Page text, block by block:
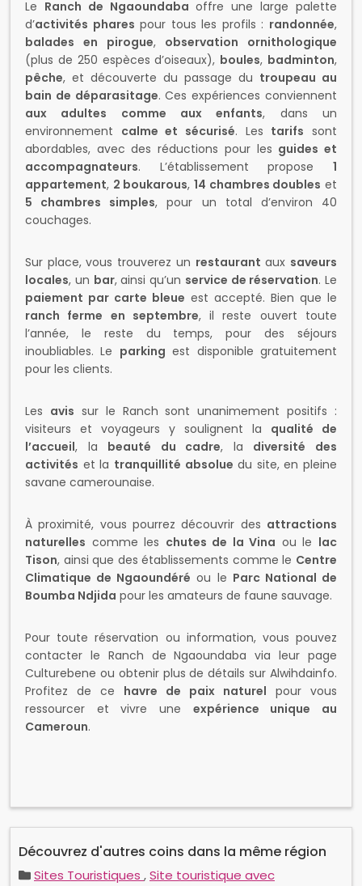
d’activités pharespour tous les profils :randonnée,
balades en pirogue,observation ornithologique
(plus de 250 espèces d’oiseaux),boules,badminton,
pêche, et découverte du passage dutroupeau au
bain de déparasitage . Ces expériences conviennent
aux adultes comme aux enfants , dans un
environnement calme et sécurisé. Les tarifssont
abordables, avec des réductions pour lesguides et
accompagnateurs. L’établissement propose1
appartement,2 boukarous,14 chambres doubles
et
5 chambres simples, pour un total d’environ 40
couchages.
locales, unbar , ainsi qu’unservice de réservation. Le
paiement par carte bleue est accepté. Bien que le
ranch ferme en septembre, il reste ouvert toute
l’année, le reste du temps, pour des séjours
inoubliables. Leparking
est disponible gratuitement
pour les clients.
visiteurs et voyageurs y soulignent laqualité de
l’accueil , labeauté du cadre, ladiversité des
activités et latranquillité absolue du site, en pleine
savane camerounaise​.
naturellescomme leschutes de la Vinaou lelac
Tison, ainsi que des établissements comme le Centre
Climatique de Ngaoundéréou le Parc National de
Boumba Ndjida pour les amateurs de faune sauvage.
contacter le Ranch de Ngaoundaba via leur page
Culturebene ou obtenir plus de détails sur Alwihdainfo.
Profitez de cehavre de paix naturel pour vous
ressourcer et vivre uneexpérience unique au
Cameroun
Sites Touristiques, Site touristique avec
hébergements